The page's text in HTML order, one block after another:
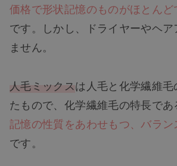
価格で形状記憶のものがほとん
です。しかし、ドライヤーやヘア
ません。
人毛ミックスは人毛と化学繊維
たもので、化学繊維毛の特長であ
記憶の性質をあわせもつ、バラン
です。